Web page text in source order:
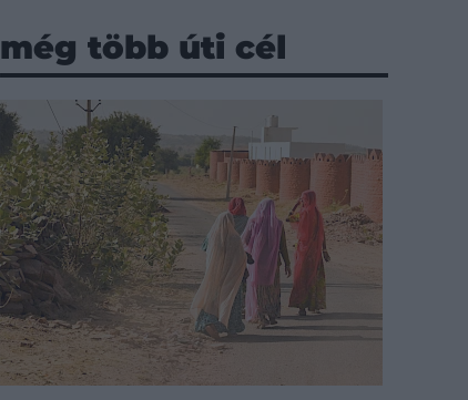
még több úti cél